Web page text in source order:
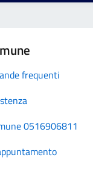
frequenti
0516906811